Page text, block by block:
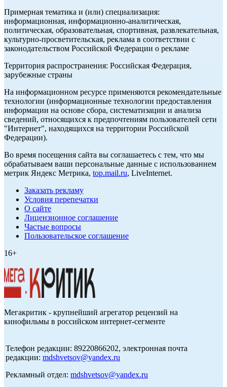
Примерная тематика и (или) специализация:
информационная, информационно-аналитическая,
политическая, образовательная, спортивная, развлекательная,
культурно-просветительская, реклама в соответствии с
законодательством Российской Федерации о рекламе
Территория распространения: Российская Федерация,
зарубежные страны
На информационном ресурсе применяются рекомендательные
технологии (информационные технологии предоставления
информации на основе сбора, систематизации и анализа
сведений, относящихся к предпочтениям пользователей сети
"Интернет", находящихся на территории Российской
Федерации).
Во время посещения сайта вы соглашаетесь с тем, что мы
обрабатываем ваши персональные данные с использованием
метрик Яндекс Метрика, top.mail.ru, LiveInternet.
Заказать рекламу
Условия перепечатки
О сайте
Лицензионное соглашение
Частые вопросы
Пользовательское соглашение
16+
Мегакритик - крупнейший агрегатор рецензий на
кинофильмы в российском интернет-сегменте
Телефон редакции: 89220866202, электронная почта
редакции: mdshvetsov@yandex.ru
Рекламный отдел: mdshvetsov@yandex.ru